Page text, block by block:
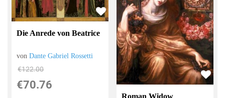
Die Anrede von Beatrice
vonDante Gabriel Rossetti
€122.00
€70.76
Roman Widow